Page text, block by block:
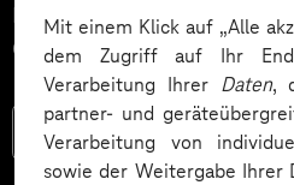
Mit einem Klick auf „Alle
dem Zugriff auf Ihr
Verarbeitung Ihrer Daten,
partner- und
Verarbeitung von
sowie der Weitergabe Ihrer
Kompetenz? Indem sie sich
Co-Innovationen strategisch
Mehr lesen